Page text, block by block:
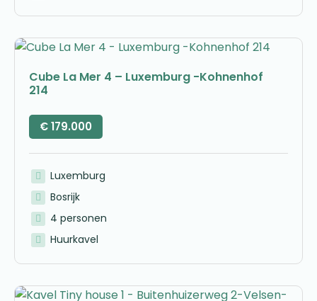
Cube La Mer 4 – Luxemburg -Kohnenhof
214
€179.000
Luxemburg
Bosrijk
4 personen
Huurkavel